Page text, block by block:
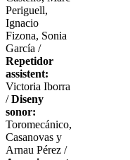
Periguell,
Ignacio
Fizona, Sonia
García /
Repetidor
assistent:
Victoria Iborra
/Diseny
sonor:
Toromecánico,
Casanovas y
Arnau Pérez /